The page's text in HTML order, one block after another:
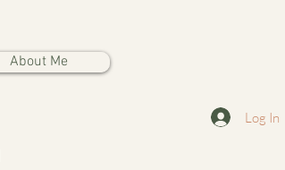
About Me
Log In